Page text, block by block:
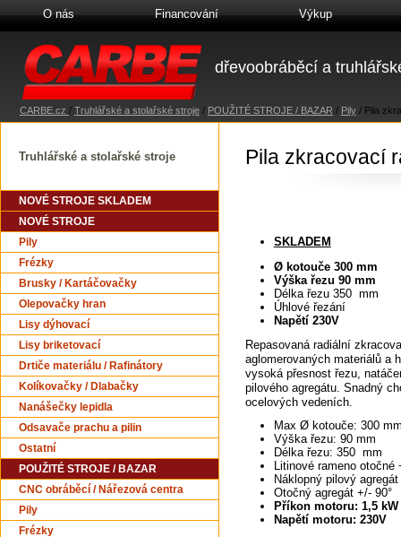
O nás Financování Výkup
dřevoobráběcí a
CARBE.cz / Truhlářské a stolařské stroje / POUŽITÉ STROJE / BAZAR / Pily / Pila
Truhlářské a stolařské stroje
NOVÉ STROJE SKLADEM
NOVÉ STROJE
Pily
Frézky
Brusky / Kartáčovačky
Olepovačky hran
Lisy dýhovací
Lisy briketovací
Drtiče materiálu / Rafinátory
Kolíkovačky / Dlabačky
Nanášečky lepidla
Odsavače prachu a pilin
Ostatní
POUŽITÉ STROJE / BAZAR
CNC obráběcí / Nářezová centra
Pily
Frézky
Pila zkracovací
SKLADEM
Ø kotouče 300 mm
Výška řezu 90 mm
Délka řezu 350 mm
Úhlové řezání
Napětí 230V
Repasovaná radiální
aglomerovaných materiálů a
vysoká přesnost řezu,
pilového agregátu. Snadný
ocelových vedeních.
Max Ø kotouče: 300
Výška řezu: 90 mm
Délka řezu: 350 mm
Litinové rameno otočné
Náklopný pilový agregát
Otočný agregát +/- 90°
Příkon motoru: 1,5 kW
Napětí motoru: 230V